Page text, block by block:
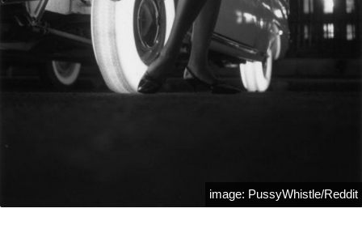
image: PussyWhistle/Reddit